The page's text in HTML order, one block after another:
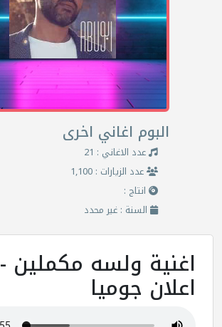
البوم اغاني اخرى
عدد الاغاني : 21
عدد الزيارات : 1,100
انتاج :
السنة : غير محدد
اغنية ولسه مكملين -
اعلان جوميا